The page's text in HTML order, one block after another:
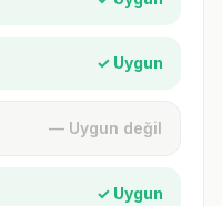
✓ Uygun
— Uygun değil
✓ Uygun